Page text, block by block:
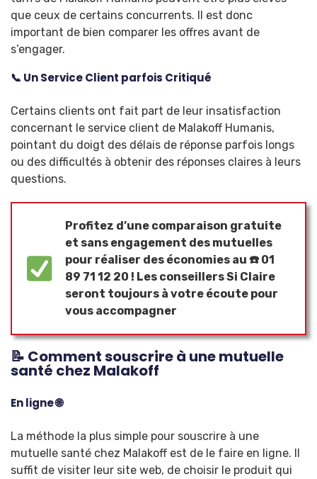
que ceux de certains concurrents. Il est donc
important de bien comparer les offres avant de
s’engager.
📞 Un Service Client parfois Critiqué
Certains clients ont fait part de leur insatisfaction
concernant le service client de Malakoff Humanis,
pointant du doigt des délais de réponse parfois longs
ou des difficultés à obtenir des réponses claires à leurs
questions.
Profitez d’une comparaison gratuite
et sans engagement des mutuelles
pour réaliser des économies au ☎️ 01
89 71 12 20 ! Les conseillers Si Claire
seront toujours à votre écoute pour
vous accompagner
📝 Comment souscrire à une mutuelle
santé chez Malakoff
En ligne 🌐
La méthode la plus simple pour souscrire à une
mutuelle santé chez Malakoff est de le faire en ligne. Il
suffit de visiter leur site web, de choisir le produit qui